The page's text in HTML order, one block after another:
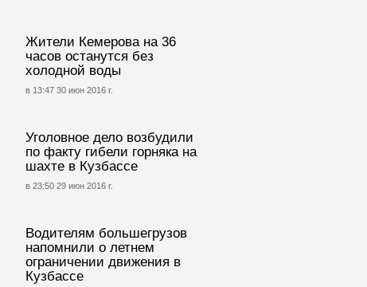
Жители Кемерова на 36
часов останутся без
холодной воды
в 13:47 30 июн 2016 г.
Уголовное дело возбудили
по факту гибели горняка на
шахте в Кузбассе
в 23:50 29 июн 2016 г.
Водителям большегрузов
напомнили о летнем
ограничении движения в
Кузбассе